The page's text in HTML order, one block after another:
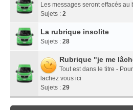
Les messages seront effacés au
Sujets : 2
La rubrique insolite
Sujets : 28
Rubrique "je me
Tout est dans le titre -
lachez vous ici
Sujets : 29